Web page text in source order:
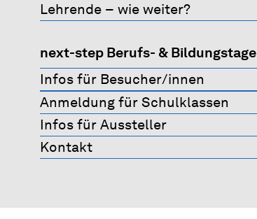
Lehrende – wie weiter?
next-step Berufs- & Bildungstage
Infos für Besucher/innen
Anmeldung für Schulklassen
Infos für Aussteller
Kontakt